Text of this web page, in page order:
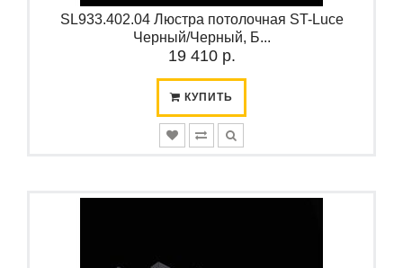
SL933.402.04 Люстра потолочная ST-Luce
Черный/Черный, Б...
19 410 р.
КУПИТЬ